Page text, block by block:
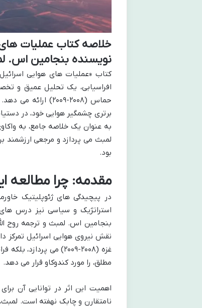
خلاصه کتاب عملیات
نویسنده بنجامین اس.
کتاب «عملیات های هوایی
حماس (۲۰۰۸-۲۰۰۹)
برتری چشمگیر هوایی خود، در
به عنوان یک خلاصه جامع، به
لمبث می پردازد و مرجعی ارزشمند
بود.
مقدمه: چرا
در پیچیدگی های ژئوپلیتیک
استراتژیک و سیاسی نیز درس
بنجامین اس. لمبث و ترجمه روح
غزه (۲۰۰۸-۲۰۰۹) می
مطلق، را مورد کندوکاو قرار می دهد.
اهمیت این اثر در توانایی آن
نامتقارن و چابک نهفته است.